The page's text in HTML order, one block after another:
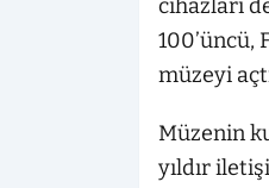
cihazları
100’üncü,
müzeyi
Müzenin
yıldır